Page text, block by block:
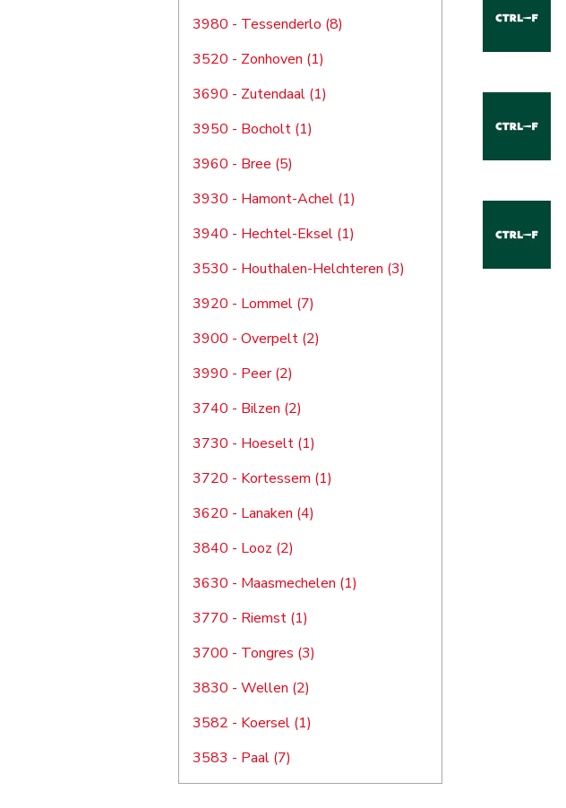
3980 - Tessenderlo (8)
3520 - Zonhoven (1)
3690 - Zutendaal (1)
3950 - Bocholt (1)
3960 - Bree (5)
3930 - Hamont-Achel (1)
3940 - Hechtel-Eksel (1)
3530 - Houthalen-Helchteren (3)
3920 - Lommel (7)
3900 - Overpelt (2)
3990 - Peer (2)
3740 - Bilzen (2)
3730 - Hoeselt (1)
3720 - Kortessem (1)
3620 - Lanaken (4)
3840 - Looz (2)
3630 - Maasmechelen (1)
3770 - Riemst (1)
3700 - Tongres (3)
3830 - Wellen (2)
3582 - Koersel (1)
3583 - Paal (7)